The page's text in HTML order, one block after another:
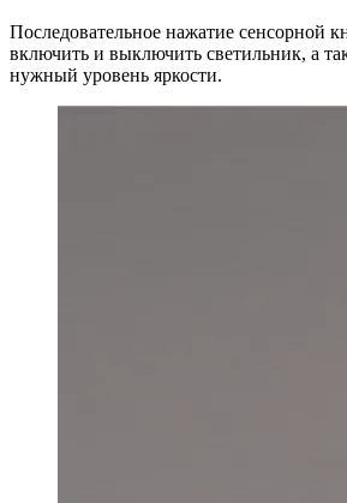
Последовательное нажатие сенсорной
включить и выключить светильник, а
нужный уровень яркости.